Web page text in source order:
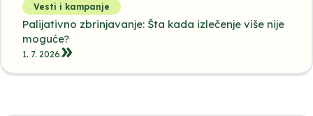
Vesti i kampanje
Palijativno zbrinjavanje: Šta kada izlečenje više nije
moguće?
1. 7. 2026.